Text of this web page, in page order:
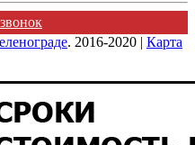
. 2016-2020 | Карта